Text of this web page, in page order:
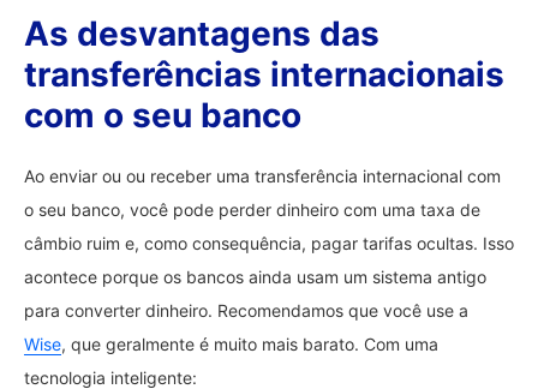
As desvantagens das
transferências internacionais
com o seu banco
Ao enviar ou ou receber uma transferência internacional com
o seu banco, você pode perder dinheiro com uma taxa de
câmbio ruim e, como consequência, pagar tarifas ocultas. Isso
acontece porque os bancos ainda usam um sistema antigo
para converter dinheiro. Recomendamos que você use a
Wise, que geralmente é muito mais barato. Com uma
tecnologia inteligente: